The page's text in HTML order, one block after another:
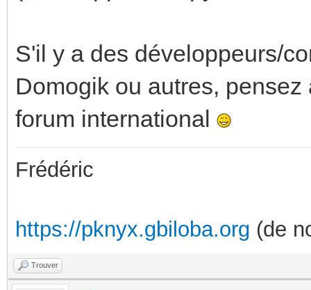
S'il y a des développeurs/
Domogik ou autres,
forum international
Frédéric
https://pknyx.gbiloba.org (de
Trouver